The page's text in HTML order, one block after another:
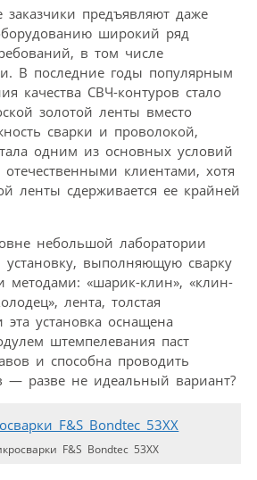
заказчики предъявляют даже
широкий ряд
в том числе
В последние годы популярным
качества СВЧ-контуров стало
золотой ленты вместо
сварки и проволокой,
одним из основных условий
отечественными клиентами, хотя
ленты сдерживается ее крайней
небольшой лаборатории
установку, выполняющую сварку
«шарик-клин», «клин-
лента, толстая
установка оснащена
штемпелевания паст
и способна проводить
— разве не идеальный вариант?
F&S Bondtec 53XX